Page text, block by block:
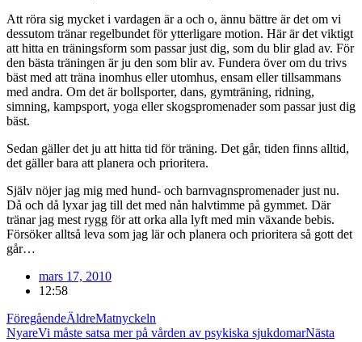
Att röra sig mycket i vardagen är a och o, ännu bättre är det om vi
dessutom tränar regelbundet för ytterligare motion. Här är det viktigt
att hitta en träningsform som passar just dig, som du blir glad av. För
den bästa träningen är ju den som blir av. Fundera över om du trivs
bäst med att träna inomhus eller utomhus, ensam eller tillsammans
med andra. Om det är bollsporter, dans, gymträning, ridning,
simning, kampsport, yoga eller skogspromenader som passar just dig
bäst.
Sedan gäller det ju att hitta tid för träning. Det går, tiden finns alltid,
det gäller bara att planera och prioritera.
Själv nöjer jag mig med hund- och barnvagnspromenader just nu.
Då och då lyxar jag till det med nån halvtimme på gymmet. Där
tränar jag mest rygg för att orka alla lyft med min växande bebis.
Försöker alltså leva som jag lär och planera och prioritera så gott det
går…
mars 17, 2010
12:58
FöregåendeÄldreMatnyckeln
NyareVi måste satsa mer på vården av psykiska sjukdomarNästa